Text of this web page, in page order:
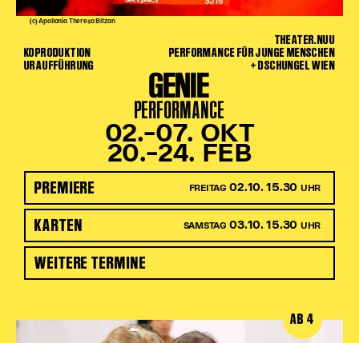
(c) Apollonia Theresa Bitzan
KOPRODUKTION
URAUFFÜHRUNG
THEATER.NUU
PERFORMANCE FÜR JUNGE MENSCHEN
+ DSCHUNGEL WIEN
GENIE
PERFORMANCE
02.–07. OKT
20.–24. FEB
PREMIERE FREITAG 02.10. 15.30 UHR
KARTEN SAMSTAG 03.10. 15.30 UHR
WEITERE TERMINE
AB 4